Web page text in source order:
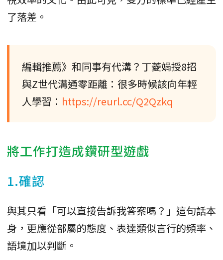
了落差。
編輯推薦》和同事有代溝？丁菱娟授8招
與Z世代溝通零距離：很多時候該向年輕
人學習： https://reurl.cc/Q2Qzkq
將工作打造成鑽研型遊戲
1.確認
與其只看「可以直接告訴我答案嗎？」這句話本
身，更應從部屬的態度、表達類似言行的頻率、
語境加以判斷。